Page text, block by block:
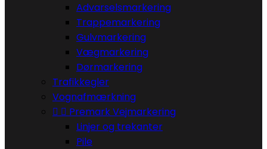
Advarselsmarkering
Trappemarkering
Gulvmarkering
Vægmarkering
Dørmarkering
Trafikkegler
Vognafmærkning
  Premark Vejmarkering
Linjer og trekanter
Pile